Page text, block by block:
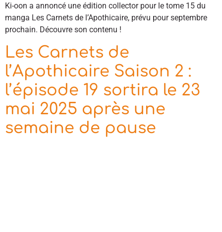
Ki-oon a annoncé une édition collector pour le tome 15 du
manga Les Carnets de l’Apothicaire, prévu pour septembre
prochain. Découvre son contenu !
Les Carnets de
l’Apothicaire Saison 2 :
l’épisode 19 sortira le 23
mai 2025 après une
semaine de pause